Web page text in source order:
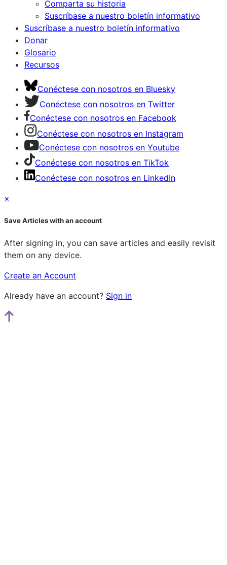
Comparta su historia
Suscríbase a nuestro boletín informativo
Suscríbase a nuestro boletín informativo
Donar
Glosario
Recursos
Conéctese con nosotros en Bluesky
Conéctese con nosotros en Twitter
Conéctese con nosotros en Facebook
Conéctese con nosotros en Instagram
Conéctese con nosotros en Youtube
Conéctese con nosotros en TikTok
Conéctese con nosotros en LinkedIn
×
Save Articles with an account
After signing in, you can save articles and easily revisit
them on any device.
Create an Account
Already have an account? Sign in